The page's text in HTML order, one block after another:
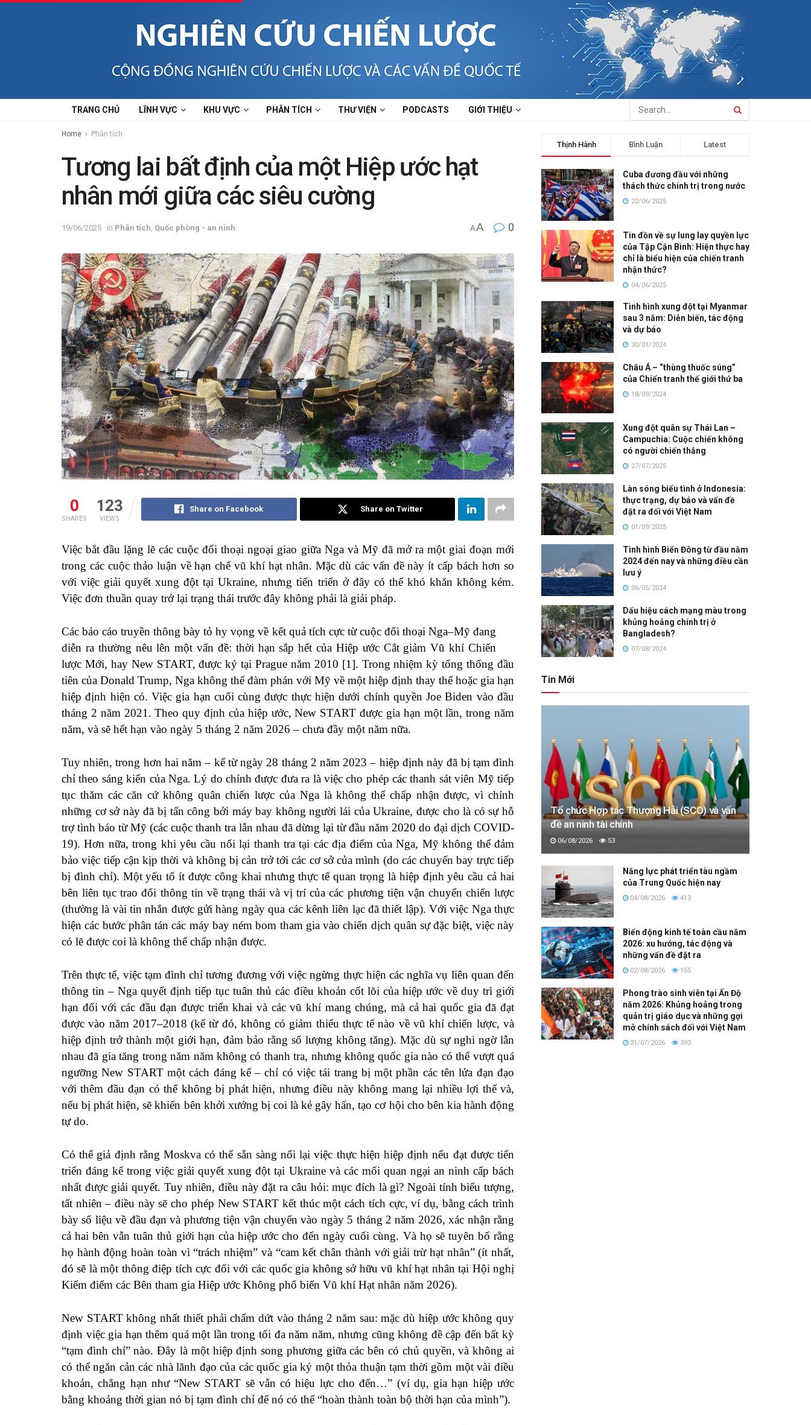
TRANG CHỦ LĨNH VỰC KHU VỰC PHÂN TÍCH THƯ VIỆN PODCASTS GIỚI THIỆU
Home Phân tích
Tương lai bất định của một Hiệp ước hạt
nhân mới giữa các siêu cường
19/06/2025 in Phân tích Quốc phòng - an ninh AA 0
0
SHARES
123
VIEWS
Share on Facebook Share on Twitter
Việc bắt đầu lặng lẽ các cuộc đối thoại ngoại giao giữa Nga và Mỹ đã mở ra một giai đoạn mới
trong các cuộc thảo luận về hạn chế vũ khí hạt nhân. Mặc dù các vấn đề này ít cấp bách hơn so
với việc giải quyết xung đột tại Ukraine, nhưng tiến triển ở đây có thể khó khăn không kém.
Việc đơn thuần quay trở lại trạng thái trước đây không phải là giải pháp.
Các báo cáo truyền thông bày tỏ hy vọng về kết quả tích cực từ cuộc đối thoại Nga–Mỹ đang
diễn ra thường nêu lên một vấn đề: thời hạn sắp hết của Hiệp ước Cắt giảm Vũ khí Chiến
lược Mới, hay New START, được ký tại Prague năm 2010 [1]. Trong nhiệm kỳ tổng thống đầu
tiên của Donald Trump, Nga không thể đàm phán với Mỹ về một hiệp định thay thế hoặc gia hạn
hiệp định hiện có. Việc gia hạn cuối cùng được thực hiện dưới chính quyền Joe Biden vào đầu
tháng 2 năm 2021. Theo quy định của hiệp ước, New START được gia hạn một lần, trong năm
năm, và sẽ hết hạn vào ngày 5 tháng 2 năm 2026 – chưa đầy một năm nữa.
Tuy nhiên, trong hơn hai năm – kể từ ngày 28 tháng 2 năm 2023 – hiệp định này đã bị tạm đình
chỉ theo sáng kiến của Nga. Lý do chính được đưa ra là việc cho phép các thanh sát viên Mỹ tiếp
tục thăm các căn cứ không quân chiến lược của Nga là không thể chấp nhận được, vì chính
những cơ sở này đã bị tấn công bởi máy bay không người lái của Ukraine, được cho là có sự hỗ
trợ tình báo từ Mỹ (các cuộc thanh tra lẫn nhau đã dừng lại từ đầu năm 2020 do đại dịch COVID-
19). Hơn nữa, trong khi yêu cầu nối lại thanh tra tại các địa điểm của Nga, Mỹ không thể đảm
bảo việc tiếp cận kịp thời và không bị cản trở tới các cơ sở của mình (do các chuyến bay trực tiếp
bị đình chỉ). Một yếu tố ít được công khai nhưng thực tế quan trọng là hiệp định yêu cầu cả hai
bên liên tục trao đổi thông tin về trạng thái và vị trí của các phương tiện vận chuyển chiến lược
(thường là vài tin nhắn được gửi hàng ngày qua các kênh liên lạc đã thiết lập). Với việc Nga thực
hiện các bước phân tán các máy bay ném bom tham gia vào chiến dịch quân sự đặc biệt, việc này
có lẽ được coi là không thể chấp nhận được.
Trên thực tế, việc tạm đình chỉ tương đương với việc ngừng thực hiện các nghĩa vụ liên quan đến
thông tin – Nga quyết định tiếp tục tuân thủ các điều khoản cốt lõi của hiệp ước về duy trì giới
hạn đối với các đầu đạn được triển khai và các vũ khí mang chúng, mà cả hai quốc gia đã đạt
được vào năm 2017–2018 (kể từ đó, không có giảm thiểu thực tế nào về vũ khí chiến lược, và
hiệp định trở thành một giới hạn, đảm bảo rằng số lượng không tăng). Mặc dù sự nghi ngờ lẫn
nhau đã gia tăng trong năm năm không có thanh tra, nhưng không quốc gia nào có thể vượt quá
ngưỡng New START một cách đáng kể – chỉ có việc tái trang bị một phần các tên lửa đạn đạo
với thêm đầu đạn có thể không bị phát hiện, nhưng điều này không mang lại nhiều lợi thế và,
nếu bị phát hiện, sẽ khiến bên khởi xướng bị coi là kẻ gây hấn, tạo cơ hội cho bên kia hành động
tự do.
Có thể giả định rằng Moskva có thể sẵn sàng nối lại việc thực hiện hiệp định nếu đạt được tiến
triển đáng kể trong việc giải quyết xung đột tại Ukraine và các mối quan ngại an ninh cấp bách
nhất được giải quyết. Tuy nhiên, điều này đặt ra câu hỏi: mục đích là gì? Ngoài tính biểu tượng,
tất nhiên – điều này sẽ cho phép New START kết thúc một cách tích cực, ví dụ, bằng cách trình
bày số liệu về đầu đạn và phương tiện vận chuyển vào ngày 5 tháng 2 năm 2026, xác nhận rằng
cả hai bên vẫn tuân thủ giới hạn của hiệp ước cho đến ngày cuối cùng. Và họ sẽ tuyên bố rằng
họ hành động hoàn toàn vì “trách nhiệm” và “cam kết chân thành với giải trừ hạt nhân” (ít nhất,
đó sẽ là một thông điệp tích cực đối với các quốc gia không sở hữu vũ khí hạt nhân tại Hội nghị
Kiểm điểm các Bên tham gia Hiệp ước Không phổ biến Vũ khí Hạt nhân năm 2026).
New START không nhất thiết phải chấm dứt vào tháng 2 năm sau: mặc dù hiệp ước không quy
định việc gia hạn thêm quá một lần trong tối đa năm năm, nhưng cũng không đề cập đến bất kỳ
“tạm đình chỉ” nào. Đây là một hiệp định song phương giữa các bên có chủ quyền, và không ai
có thể ngăn cản các nhà lãnh đạo của các quốc gia ký một thỏa thuận tạm thời gồm một vài điều
khoản, chẳng hạn như “New START sẽ vẫn có hiệu lực cho đến…” (ví dụ, gia hạn hiệp ước
bằng khoảng thời gian nó bị tạm đình chỉ để nó có thể “hoàn thành toàn bộ thời hạn của mình”).
Thịnh Hành Bình Luận Latest
Cuba đương đầu với những
thách thức chính trị trong nước
22/06/2025
Tin đồn về sự lung lay quyền lực
của Tập Cận Bình: Hiện thực hay
chỉ là biểu hiện của chiến tranh
nhận thức?
04/06/2025
Tình hình xung đột tại Myanmar
sau 3 năm: Diễn biến, tác động
và dự báo
30/01/2024
Châu Á – “thùng thuốc súng”
của Chiến tranh thế giới thứ ba
18/09/2024
Xung đột quân sự Thái Lan –
Campuchia: Cuộc chiến không
có người chiến thắng
27/07/2025
Làn sóng biểu tình ở Indonesia:
thực trạng, dự báo và vấn đề
đặt ra đối với Việt Nam
01/09/2025
Tình hình Biển Đông từ đầu năm
2024 đến nay và những điều cần
lưu ý
06/05/2024
Dấu hiệu cách mạng màu trong
khủng hoảng chính trị ở
Bangladesh?
07/08/2024
Tin Mới
Tổ chức Hợp tác Thượng Hải (SCO) và vấn
đề an ninh tài chính
06/08/2026 53
Năng lực phát triển tàu ngầm
của Trung Quốc hiện nay
04/08/2026 413
Biến động kinh tế toàn cầu năm
2026: xu hướng, tác động và
những vấn đề đặt ra
02/08/2026 155
Phong trào sinh viên tại Ấn Độ
năm 2026: Khủng hoảng trong
quản trị giáo dục và những gợi
mở chính sách đối với Việt Nam
31/07/2026 393